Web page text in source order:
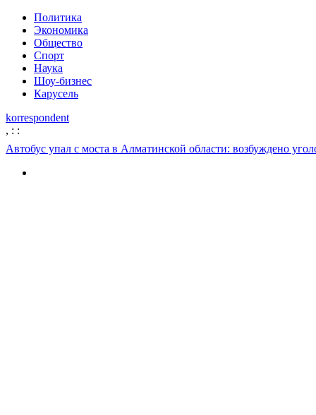
Политика
Экономика
Общество
Спорт
Наука
Шоу-бизнес
Карусель
korrespondent
, : :
Автобус упал с моста в Алматинской области: возбуждено